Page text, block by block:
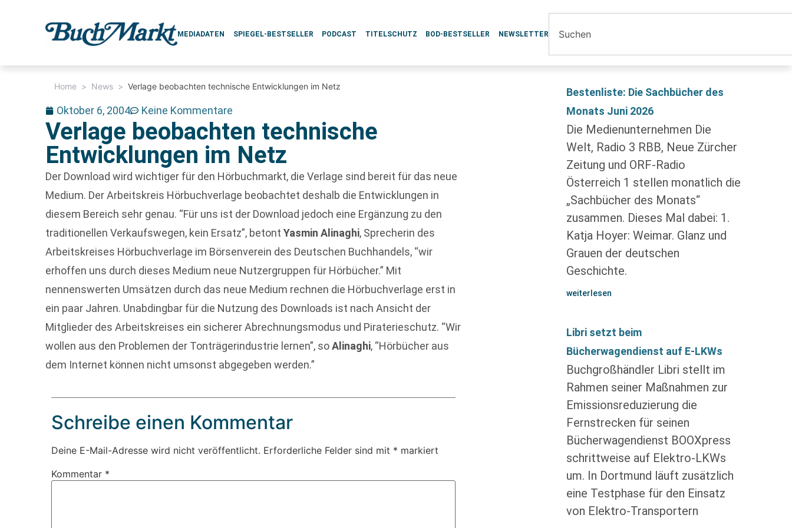
MEDIADATEN SPIEGEL-BESTSELLER PODCAST TITELSCHUTZ BOD-BESTSELLER NEWSLETTER
Home > News > Verlage beobachten technische Entwicklungen im Netz
Oktober 6, 2004 Keine Kommentare
Verlage beobachten technische
Entwicklungen im Netz
Der Download wird wichtiger für den Hörbuchmarkt, die Verlage sind bereit für das neue
Medium. Der Arbeitskreis Hörbuchverlage beobachtet deshalb die Entwicklungen in
diesem Bereich sehr genau. “Für uns ist der Download jedoch eine Ergänzung zu den
traditionellen Verkaufswegen, kein Ersatz”, betontYasmin Alinaghi, Sprecherin des
Arbeitskreises Hörbuchverlage im Börsenverein des Deutschen Buchhandels, “wir
erhoffen uns durch dieses Medium neue Nutzergruppen für Hörbücher.” Mit
nennenswerten Umsätzen durch das neue Medium rechnen die Hörbuchverlage erst in
ein paar Jahren. Unabdingbar für die Nutzung des Downloads ist nach Ansicht der
Mitglieder des Arbeitskreises ein sicherer Abrechnungsmodus und Piraterieschutz. “Wir
wollen aus den Problemen der Tonträgerindustrie lernen”, soAlinaghi, “Hörbücher aus
dem Internet können nicht umsonst abgegeben werden.”
Schreibe einen Kommentar
Deine E-Mail-Adresse wird nicht veröffentlicht. Erforderliche Felder sind mit * markiert
Kommentar *
Bestenliste: Die Sachbücher des
Monats Juni 2026
Die Medienunternehmen Die
Welt, Radio 3 RBB, Neue Zürcher
Zeitung und ORF-Radio
Österreich 1 stellen monatlich die
„Sachbücher des Monats“
zusammen. Dieses Mal dabei: 1.
Katja Hoyer: Weimar. Glanz und
Grauen der deutschen
Geschichte.
weiterlesen
Libri setzt beim
Bücherwagendienst auf E-LKWs
Buchgroßhändler Libri stellt im
Rahmen seiner Maßnahmen zur
Emissionsreduzierung die
Fernstrecken für seinen
Bücherwagendienst BOOXpress
schrittweise auf Elektro-LKWs
um. In Dortmund läuft zusätzlich
eine Testphase für den Einsatz
von Elektro-Transportern